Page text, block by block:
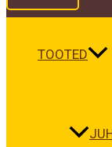
TOOTED